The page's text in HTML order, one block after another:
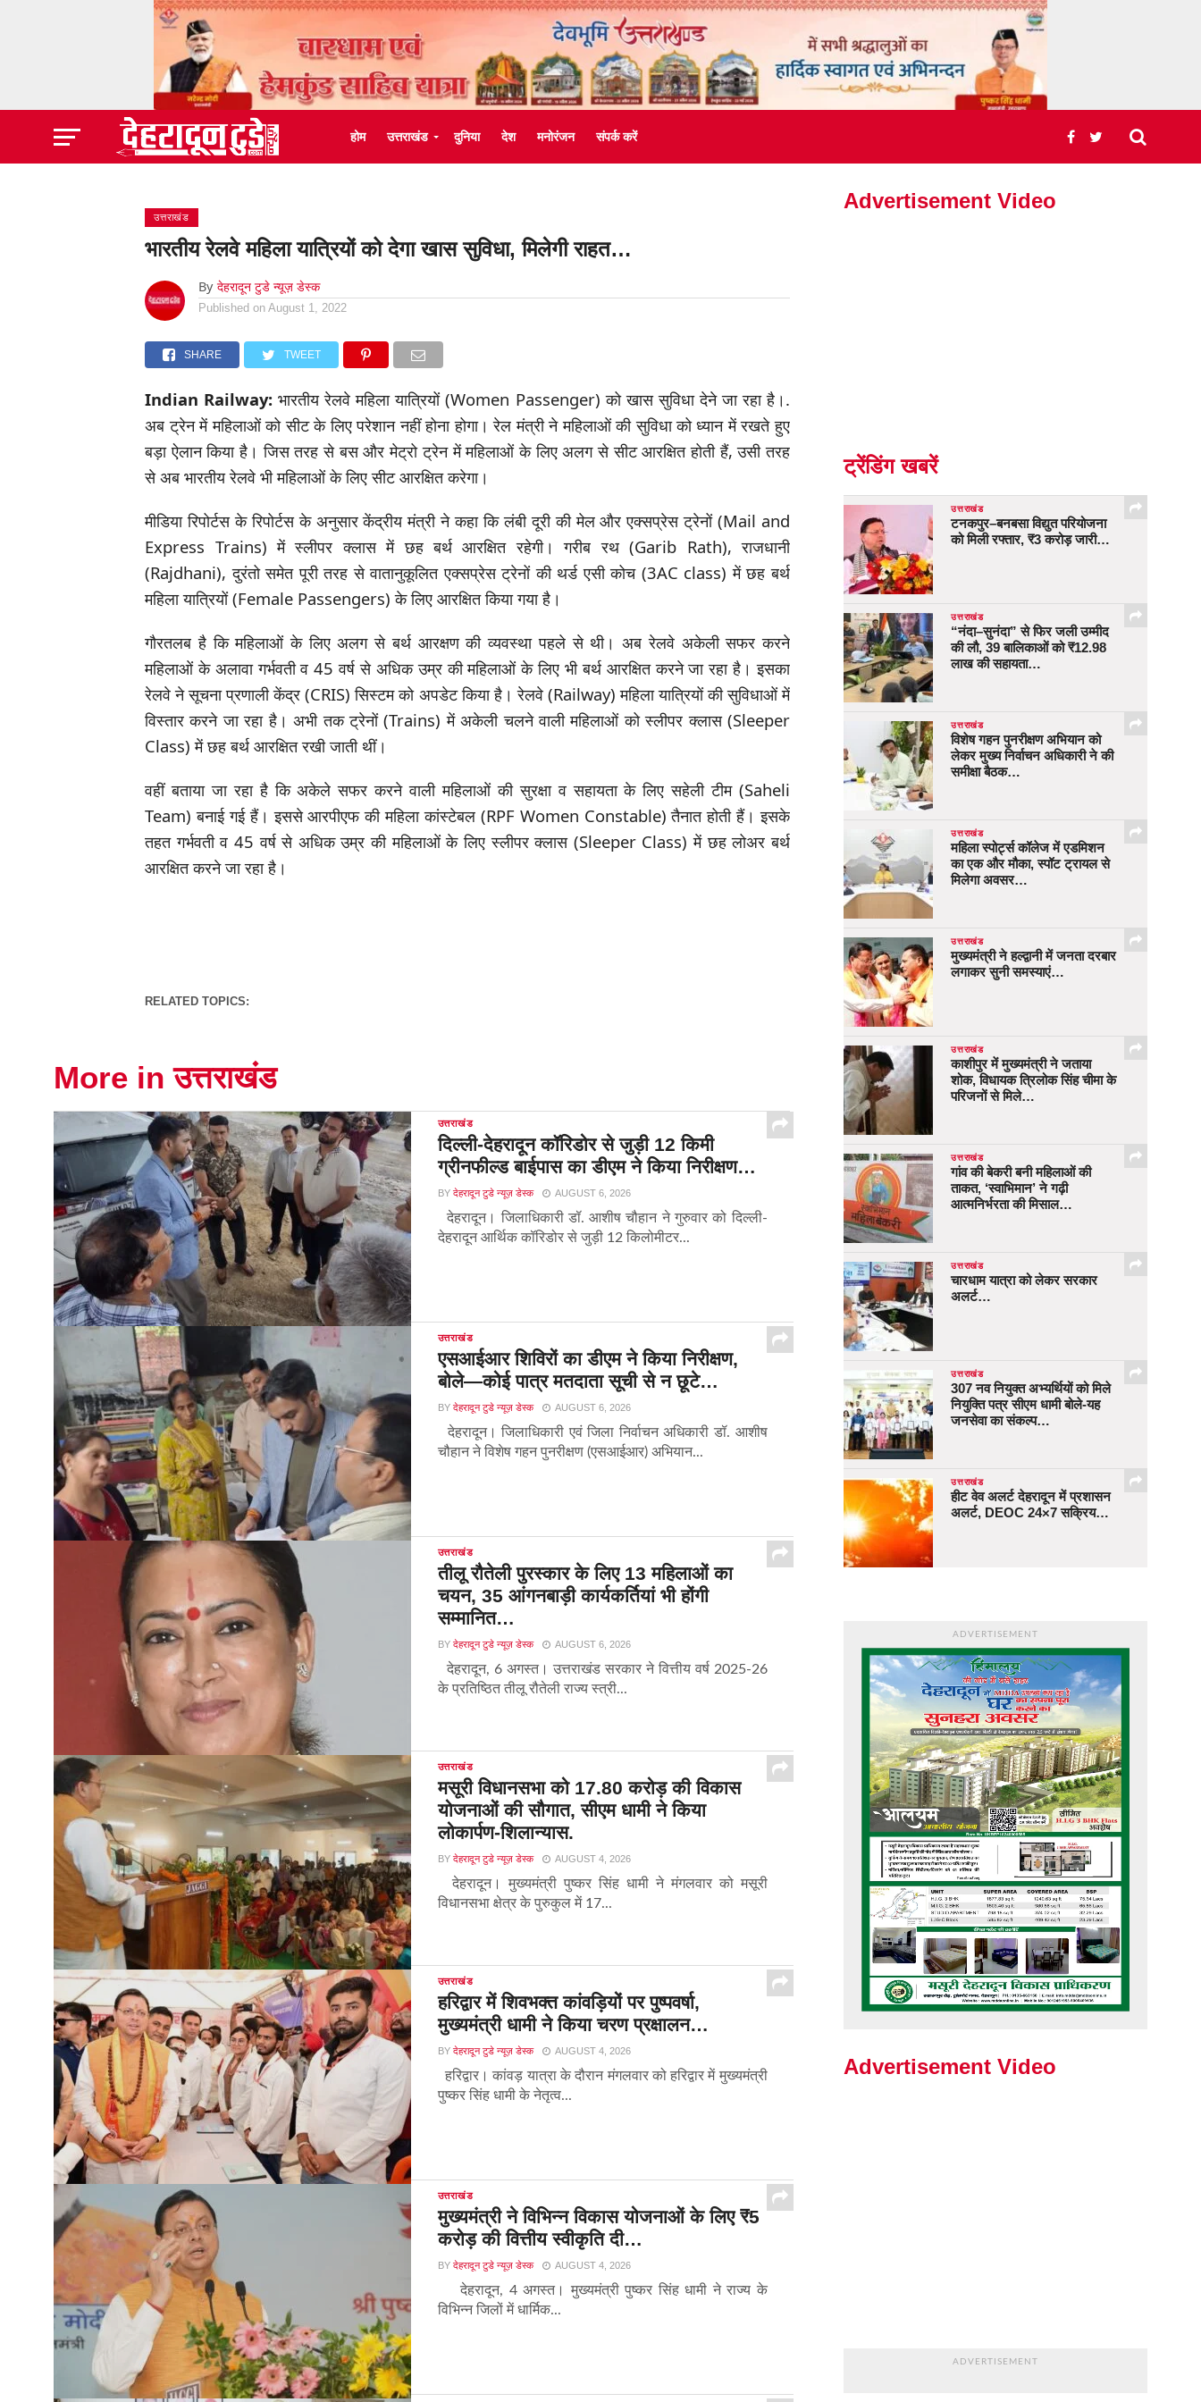
होम उत्तराखंड दुनिया देश मनोरंजन संपर्क करें
उत्तराखंड
भारतीय रेलवे महिला यात्रियों को देगा खास सुविधा, मिलेगी राहत…
By देहरादून टुडे न्यूज़ डेस्क
Published on August 1, 2022
SHARE TWEET
Indian Railway:भारतीय रेलवे महिला यात्रियों (Women Passenger) को खास सुविधा देने जा रहा है।.
अब ट्रेन में महिलाओं को सीट के लिए परेशान नहीं होना होगा। रेल मंत्री ने महिलाओं की सुविधा को ध्यान में रखते हुए
बड़ा ऐलान किया है। जिस तरह से बस और मेट्रो ट्रेन में महिलाओं के लिए अलग से सीट आरक्षित होती हैं, उसी तरह
से अब भारतीय रेलवे भी महिलाओं के लिए सीट आरक्षित करेगा।
मीडिया रिपोर्टस के रिपोर्टस के अनुसार केंद्रीय मंत्री ने कहा कि लंबी दूरी की मेल और एक्सप्रेस ट्रेनों (Mail and
Express Trains) में स्लीपर क्लास में छह बर्थ आरक्षित रहेगी। गरीब रथ (Garib Rath), राजधानी
(Rajdhani), दुरंतो समेत पूरी तरह से वातानुकूलित एक्सप्रेस ट्रेनों की थर्ड एसी कोच (3AC class) में छह बर्थ
महिला यात्रियों (Female Passengers) के लिए आरक्षित किया गया है।
गौरतलब है कि महिलाओं के लिए अलग से बर्थ आरक्षण की व्यवस्था पहले से थी। अब रेलवे अकेली सफर करने
महिलाओं के अलावा गर्भवती व 45 वर्ष से अधिक उम्र की महिलाओं के लिए भी बर्थ आरक्षित करने जा रहा है। इसका
रेलवे ने सूचना प्रणाली केंद्र (CRIS) सिस्टम को अपडेट किया है। रेलवे (Railway) महिला यात्रियों की सुविधाओं में
विस्तार करने जा रहा है। अभी तक ट्रेनों (Trains) में अकेली चलने वाली महिलाओं को स्लीपर क्लास (Sleeper
Class) में छह बर्थ आरक्षित रखी जाती थीं।
वहीं बताया जा रहा है कि अकेले सफर करने वाली महिलाओं की सुरक्षा व सहायता के लिए सहेली टीम (Saheli
Team) बनाई गई हैं। इससे आरपीएफ की महिला कांस्टेबल (RPF Women Constable) तैनात होती हैं। इसके
तहत गर्भवती व 45 वर्ष से अधिक उम्र की महिलाओं के लिए स्लीपर क्लास (Sleeper Class) में छह लोअर बर्थ
आरक्षित करने जा रहा है।
RELATED TOPICS:
More in उत्तराखंड
उत्तराखंड
दिल्ली-देहरादून कॉरिडोर से जुड़ी 12 किमी
ग्रीनफील्ड बाईपास का डीएम ने किया निरीक्षण…
BY देहरादून टुडे न्यूज़ डेस्क AUGUST 6, 2026
देहरादून। जिलाधिकारी डॉ. आशीष चौहान ने गुरुवार को दिल्ली-
देहरादून आर्थिक कॉरिडोर से जुड़ी 12 किलोमीटर...
उत्तराखंड
एसआईआर शिविरों का डीएम ने किया निरीक्षण,
बोले—कोई पात्र मतदाता सूची से न छूटे…
BY देहरादून टुडे न्यूज़ डेस्क AUGUST 6, 2026
देहरादून। जिलाधिकारी एवं जिला निर्वाचन अधिकारी डॉ. आशीष
चौहान ने विशेष गहन पुनरीक्षण (एसआईआर) अभियान...
उत्तराखंड
तीलू रौतेली पुरस्कार के लिए 13 महिलाओं का
चयन, 35 आंगनबाड़ी कार्यकर्तियां भी होंगी
सम्मानित…
BY देहरादून टुडे न्यूज़ डेस्क AUGUST 6, 2026
देहरादून, 6 अगस्त। उत्तराखंड सरकार ने वित्तीय वर्ष 2025-26
के प्रतिष्ठित तीलू रौतेली राज्य स्त्री...
उत्तराखंड
मसूरी विधानसभा को 17.80 करोड़ की विकास
योजनाओं की सौगात, सीएम धामी ने किया
लोकार्पण-शिलान्यास.
BY देहरादून टुडे न्यूज़ डेस्क AUGUST 4, 2026
देहरादून। मुख्यमंत्री पुष्कर सिंह धामी ने मंगलवार को मसूरी
विधानसभा क्षेत्र के पुरुकुल में 17...
उत्तराखंड
हरिद्वार में शिवभक्त कांवड़ियों पर पुष्पवर्षा,
मुख्यमंत्री धामी ने किया चरण प्रक्षालन…
BY देहरादून टुडे न्यूज़ डेस्क AUGUST 4, 2026
हरिद्वार। कांवड़ यात्रा के दौरान मंगलवार को हरिद्वार में मुख्यमंत्री
पुष्कर सिंह धामी के नेतृत्व...
उत्तराखंड
मुख्यमंत्री ने विभिन्न विकास योजनाओं के लिए ₹5
करोड़ की वित्तीय स्वीकृति दी…
BY देहरादून टुडे न्यूज़ डेस्क AUGUST 4, 2026
देहरादून, 4 अगस्त। मुख्यमंत्री पुष्कर सिंह धामी ने राज्य के
विभिन्न जिलों में धार्मिक...
Advertisement Video
ट्रेंडिंग खबरें
उत्तराखंड
टनकपुर–बनबसा विद्युत परियोजना
को मिली रफ्तार, ₹3 करोड़ जारी…
उत्तराखंड
“नंदा–सुनंदा” से फिर जली उम्मीद
की लौ, 39 बालिकाओं को ₹12.98
लाख की सहायता…
उत्तराखंड
विशेष गहन पुनरीक्षण अभियान को
लेकर मुख्य निर्वाचन अधिकारी ने की
समीक्षा बैठक…
उत्तराखंड
महिला स्पोर्ट्स कॉलेज में एडमिशन
का एक और मौका, स्पॉट ट्रायल से
मिलेगा अवसर…
उत्तराखंड
मुख्यमंत्री ने हल्द्वानी में जनता दरबार
लगाकर सुनी समस्याएं…
उत्तराखंड
काशीपुर में मुख्यमंत्री ने जताया
शोक, विधायक त्रिलोक सिंह चीमा के
परिजनों से मिले…
उत्तराखंड
गांव की बेकरी बनी महिलाओं की
ताकत, ‘स्वाभिमान’ ने गढ़ी
आत्मनिर्भरता की मिसाल…
उत्तराखंड
चारधाम यात्रा को लेकर सरकार
अलर्ट…
उत्तराखंड
307 नव नियुक्त अभ्यर्थियों को मिले
नियुक्ति पत्र सीएम धामी बोले-यह
जनसेवा का संकल्प…
उत्तराखंड
हीट वेव अलर्ट देहरादून में प्रशासन
अलर्ट, DEOC 24×7 सक्रिय…
ADVERTISEMENT
Advertisement Video
ADVERTISEMENT